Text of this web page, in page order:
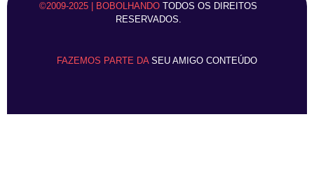
©2009-2025 | BOBOLHANDO TODOS OS DIREITOS
RESERVADOS.
FAZEMOS PARTE DA SEU AMIGO CONTEÚDO